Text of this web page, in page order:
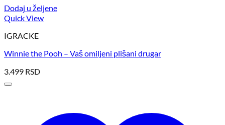
Dodaj u željene
Quick View
IGRACKE
Winnie the Pooh – Vaš omiljeni plišani drugar
3.499 RSD